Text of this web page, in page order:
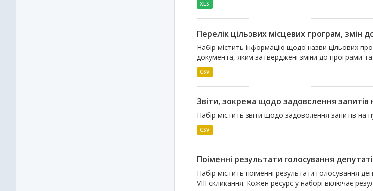
XLS
Перелік цільових місцевих програм, змін
Набір містить інформацію щодо назви цільових
документа, яким затверджені зміни до програми та
CSV
Звіти, зокрема щодо задоволення запитів
Набір містить звіти щодо задоволення запитів на
CSV
Поіменні результати голосування
Набір містить поіменні результати голосування
VIII скликання. Кожен ресурс у наборі включає